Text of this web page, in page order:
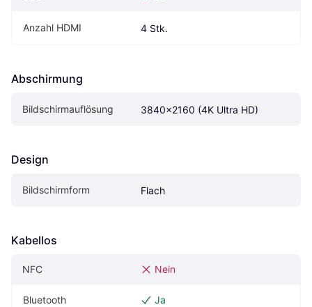
Anzahl HDMI 4 Stk.
Abschirmung
Bildschirmauflösung 3840x2160 (4K Ultra HD)
Design
Bildschirmform Flach
Kabellos
NFC Nein
Bluetooth Ja